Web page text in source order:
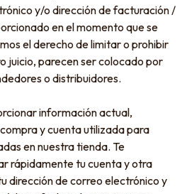
y/o dirección de facturación /
en el momento que se
el derecho de limitar o prohibir
juicio, parecen ser colocado por
o distribuidores.
información actual,
y cuenta utilizada para
en nuestra tienda. Te
rápidamente tu cuenta y otra
dirección de correo electrónico y